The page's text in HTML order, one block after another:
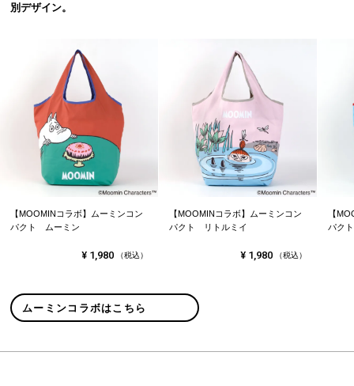
別デザイン。
【MOOMINコラボ】ムーミンコン
パクト ムーミン
¥ 1,980 （税込）
【MOOMINコラボ】ムーミンコン
パクト リトルミイ
¥ 1,980 （税込）
【
パク
ムーミンコラボはこちら